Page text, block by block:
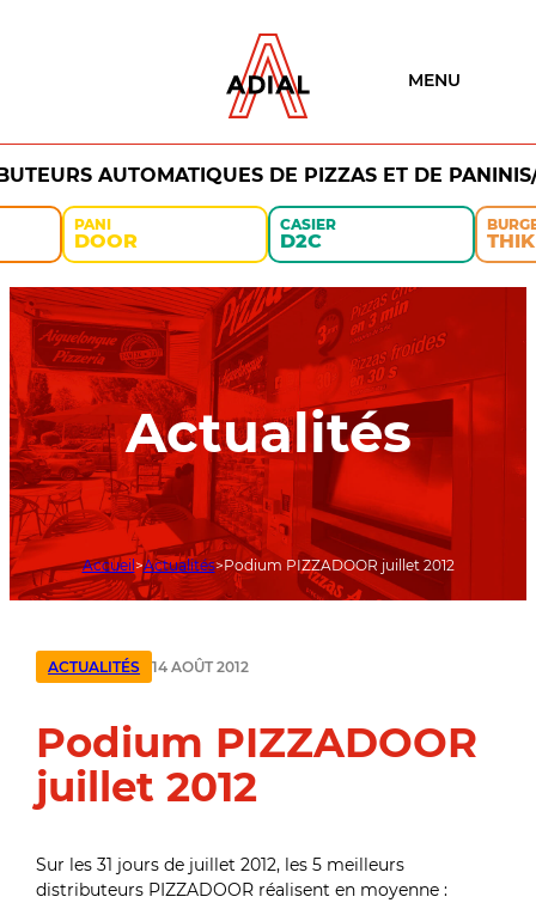
MENU
AUTOMATIQUES DE PIZZAS ET DE
PANI
DOOR
CASIER
D2C THIK
Actualités
Accueil Actualités Podium PIZZADOOR juillet 2012
ACTUALITÉS 14 AOÛT 2012
Podium PIZZADOOR
juillet 2012
Sur les 31 jours de juillet 2012, les 5 meilleurs
distributeurs PIZZADOOR réalisent en moyenne :